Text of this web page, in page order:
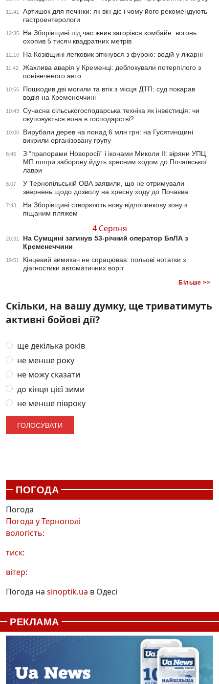
12:41
Артишок для печінки: як він діє і чому його рекомендують
гастроентерологи
12:35
На Зборівщині під час жнив загорівся комбайн: вогонь
охопив 5 тисяч квадратних метрів
12:10 На Козівщині легковик зіткнувся з фурою: водій у лікарні
11:42
Жахлива аварія у Кременці: деблокували потерпілого з
понівеченого авто
10:55
Пошкодив дві могили та втік з місця ДТП: суд покарав
водія на Кременеччині
10:43
Сучасна сільськогосподарська техніка як інвестиція: чи
окуповується вона в господарстві?
10:00
Вирубали дерев на понад 6 млн грн: на Гусятинщині
викрили організовану групу
8:45
З “прапорами Новоросії” і іконами Миколи ІІ: віряни УПЦ
МП попри заборону йдуть хресним ходом до Почаївської
лаври
8:07
У Тернопільській ОВА заявили, що не отримували
звернень щодо дозволу на хресну ходу до Почаєва
7:43
На Зборівщині створюють нову відпочинкову зону з
піщаним пляжем
4 Серпня
20:31
На Сумщині загинув 53-річний оператор БпЛА з
Кременеччини
19:51
Кінцевий вимикач не спрацював: польові нотатки з
діагностики автоматичних воріт
Більше >>
Скільки, на вашу думку, ще триватимуть
активні бойові дії?
ще декілька років
не менше року
не можу сказати
до кінця цієї зими
не менше півроку
ПОГОДА
Погода
Погода уТернополі
вологість:
тиск:
вітер:
Погода на sinoptik.ua в Одесі
РЕКЛАМА